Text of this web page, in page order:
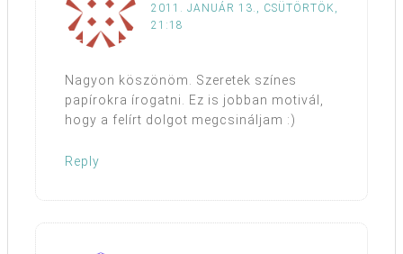
2011. JANUÁR 13., CSÜTÖRTÖK,
21:18
Nagyon köszönöm. Szeretek színes
papírokra írogatni. Ez is jobban motivál,
hogy a felírt dolgot megcsináljam :)
Reply